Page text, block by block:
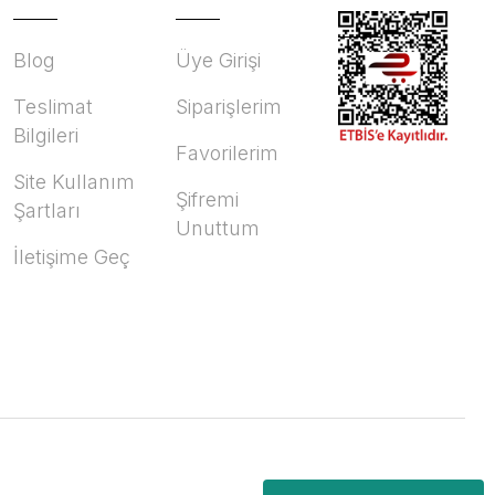
Blog
Teslimat
Bilgileri
Site Kullanım
Şartları
İletişime Geç
Üye Girişi
Siparişlerim
Favorilerim
Şifremi
Unuttum